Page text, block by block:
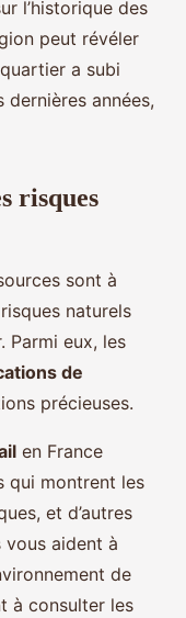
l’historique des
peut révéler
a subi
années,
risques
sont à
naturels
Parmi eux, les
de
précieuses.
en France
qui montrent les
et d’autres
vous aident à
de
à consulter les